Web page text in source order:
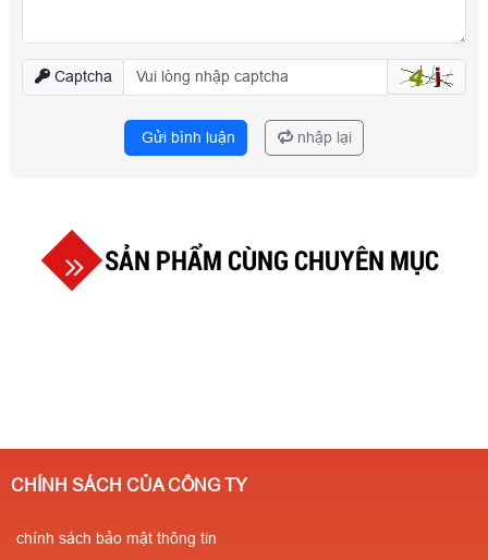
Captcha
Gửi bình luận nhập lại
SẢN PHẨM CÙNG CHUYÊN MỤC
CHÍNH SÁCH CỦA CÔNG TY
chính sách bảo mật thông tin